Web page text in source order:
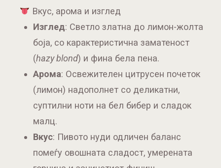
Вкус, арома и изглед
Изглед: Светло златна до лимон-жолта
боја, со карактеристична заматеност
(hazy blond) и фина бела пена.
Арома: Освежителен цитрусен почеток
(лимон) надополнет со деликатни,
суптилни ноти на бел бибер и сладок
малц.
Вкус: Пивото нуди одличен баланс
помеѓу овошната сладост, умерената